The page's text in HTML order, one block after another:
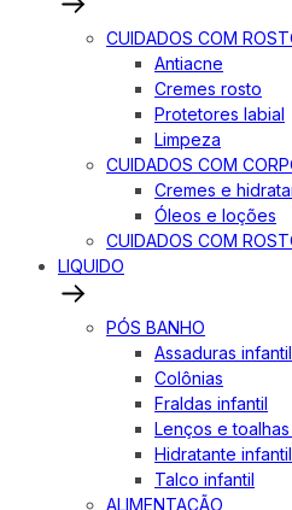
CUIDADOS COM
Antiacne
Cremes rosto
Protetores labial
Limpeza
CUIDADOS COM
Cremes e
Óleos e loções
CUIDADOS COM
LIQUIDO
PÓS BANHO
Assaduras infantil
Colônias
Fraldas infantil
Lenços e
Hidratante infantil
Talco infantil
ALIMENTAÇÃO